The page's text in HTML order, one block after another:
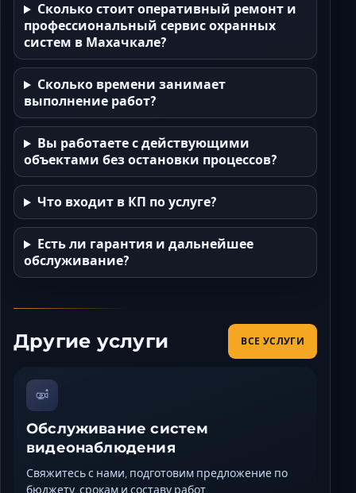
Сколько стоит оперативный ремонт и
профессиональный сервис охранных
систем в Махачкале?
Сколько времени занимает
выполнение работ?
Вы работаете с действующими
объектами без остановки процессов?
Что входит в КП по услуге?
Есть ли гарантия и дальнейшее
обслуживание?
Другие услуги ВСЕ УСЛУГИ
Обслуживание систем
видеонаблюдения
Свяжитесь с нами, подготовим предложение по
бюджету, срокам и составу работ.